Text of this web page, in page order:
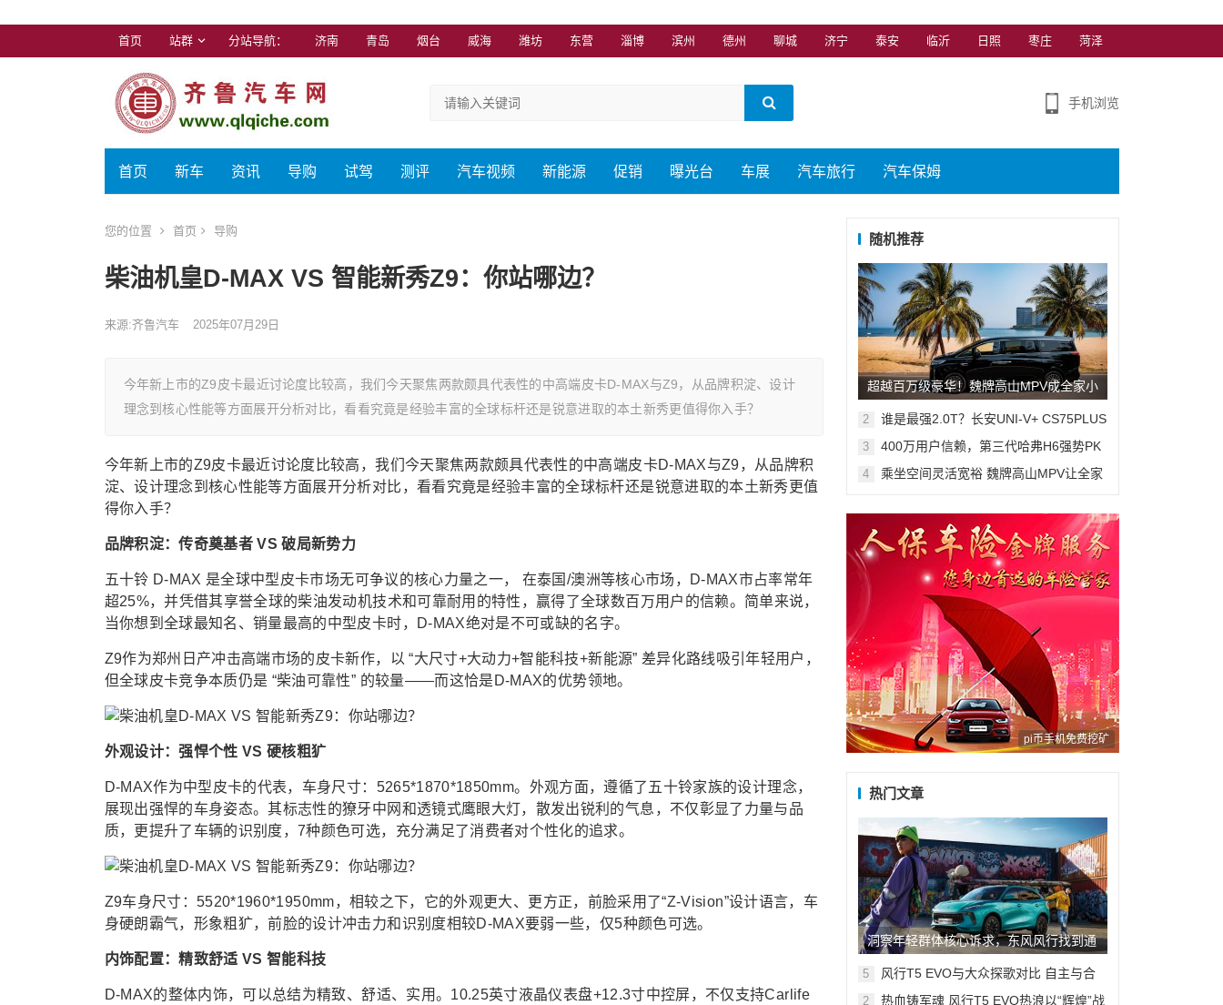
首页 站群 分站导航： 济南 青岛 烟台 威海 潍坊 东营 淄博 滨州 德州 聊城 济宁 泰安 临沂 日照 枣庄 菏泽
手机浏览
首页 新车 资讯 导购 试驾 测评 汽车视频 新能源 促销 曝光台 车展 汽车旅行 汽车保姆
您的位置 首页 导购
柴油机皇D-MAX VS 智能新秀Z9：你站哪边？
来源:齐鲁汽车 2025年07月29日
今年新上市的Z9皮卡最近讨论度比较高，我们今天聚焦两款颇具代表性的中高端皮卡D-MAX与Z9，从品牌积淀、设计
理念到核心性能等方面展开分析对比，看看究竟是经验丰富的全球标杆还是锐意进取的本土新秀更值得你入手？
今年新上市的Z9皮卡最近讨论度比较高，我们今天聚焦两款颇具代表性的中高端皮卡D-MAX与Z9，从品牌积
淀、设计理念到核心性能等方面展开分析对比，看看究竟是经验丰富的全球标杆还是锐意进取的本土新秀更值
得你入手？
品牌积淀：传奇奠基者 VS 破局新势力
五十铃 D-MAX 是全球中型皮卡市场无可争议的核心力量之一， 在泰国/澳洲等核心市场，D-MAX市占率常年
超25%，并凭借其享誉全球的柴油发动机技术和可靠耐用的特性，赢得了全球数百万用户的信赖。简单来说，
当你想到全球最知名、销量最高的中型皮卡时，D-MAX绝对是不可或缺的名字。
Z9作为郑州日产冲击高端市场的皮卡新作，以 “大尺寸+大动力+智能科技+新能源” 差异化路线吸引年轻用户，
但全球皮卡竞争本质仍是 “柴油可靠性” 的较量——而这恰是D-MAX的优势领地。
外观设计：强悍个性 VS 硬核粗犷
D-MAX作为中型皮卡的代表，车身尺寸：5265*1870*1850mm。外观方面，遵循了五十铃家族的设计理念，
展现出强悍的车身姿态。其标志性的獠牙中网和透镜式鹰眼大灯，散发出锐利的气息，不仅彰显了力量与品
质，更提升了车辆的识别度，7种颜色可选，充分满足了消费者对个性化的追求。
Z9车身尺寸：5520*1960*1950mm，相较之下，它的外观更大、更方正，前脸采用了“Z-Vision”设计语言，车
身硬朗霸气，形象粗犷，前脸的设计冲击力和识别度相较D-MAX要弱一些，仅5种颜色可选。
内饰配置：精致舒适 VS 智能科技
D-MAX的整体内饰，可以总结为精致、舒适、实用。10.25英寸液晶仪表盘+12.3寸中控屏，不仅支持Carlife
随机推荐
超越百万级豪华！魏牌高山MPV成全家小
长假出行新宠
2
谁是最强2.0T？长安UNI-V+ CS75PLUS
3
400万用户信赖，第三代哈弗H6强势PK
4
乘坐空间灵活宽裕 魏牌高山MPV让全家
pi币手机免费挖矿
热门文章
洞察年轻群体核心诉求，东风风行找到通
关密码！
5
风行T5 EVO与大众探歌对比 自主与合
2
热血铸军魂 风行T5 EVO热浪以“辉煌”战